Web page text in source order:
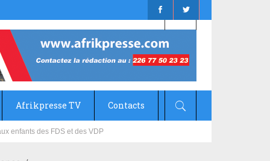
Afrikpresse TV Contacts